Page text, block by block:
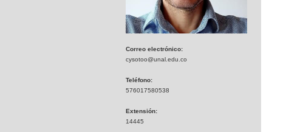
Correo electrónico:
cysotoo@unal.edu.co
Teléfono:
576017580538
Extensión:
14445